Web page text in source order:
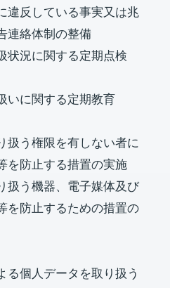
違反している事実又は兆
連絡体制の整備
状況に関する定期点検
いに関する定期教育
扱う権限を有しない者に
を防止する措置の実施
扱う機器、電子媒体及び
を防止するための措置の
る個人データを取り扱う